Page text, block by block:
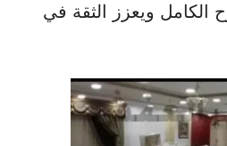
الكامل ويعزز الثقة في